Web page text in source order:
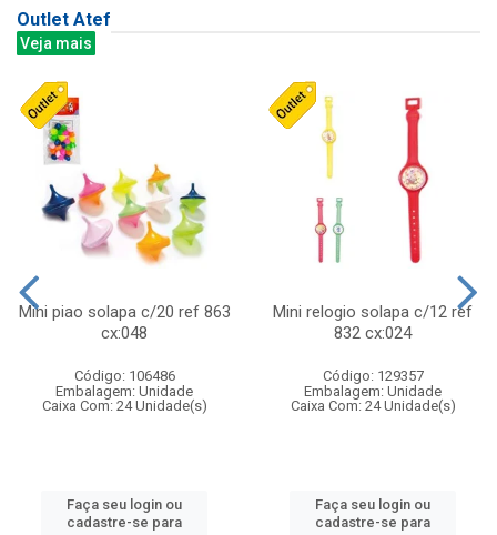
Outlet Atef
Veja mais
Mini piao solapa c/20 ref 863
cx:048
Código: 106486
Embalagem: Unidade
Caixa Com: 24 Unidade(s)
Faça seu login ou
cadastre-se para
Mini relogio solapa c/12 ref
832 cx:024
Código: 129357
Embalagem: Unidade
Caixa Com: 24 Unidade(s)
Faça seu login ou
cadastre-se para